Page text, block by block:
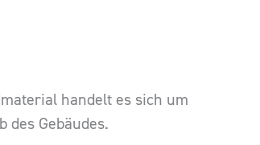
handelt es sich um
Gebäudes.